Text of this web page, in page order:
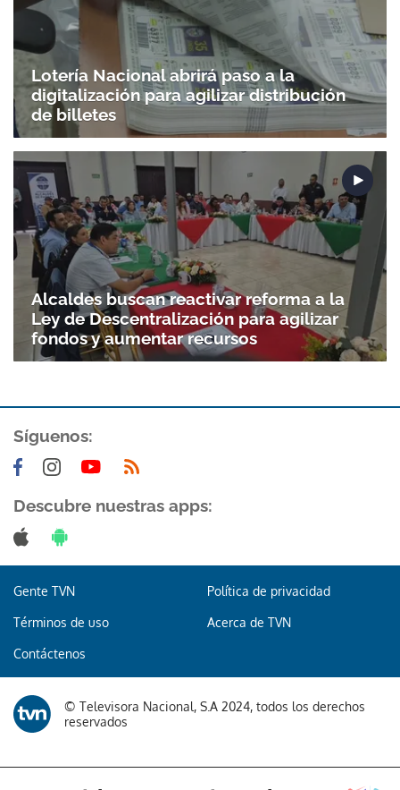
Lotería Nacional abrirá paso a la
digitalización para agilizar distribución
de billetes
Alcaldes buscan reactivar reforma a la
Ley de Descentralización para agilizar
fondos y aumentar recursos
Síguenos:
Descubre nuestras apps:
Gente TVN Política de privacidad
Términos de uso Acerca de TVN
Contáctenos
© Televisora Nacional, S.A 2024, todos los derechos
reservados